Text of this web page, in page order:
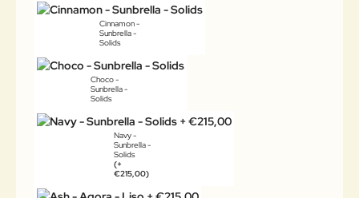
Cinnamon -
Sunbrella -
Solids
Choco -
Sunbrella -
Solids
Navy -
Sunbrella -
Solids
(+
€215,00)